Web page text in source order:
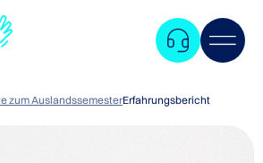
zum AuslandssemesterErfahrungsbericht